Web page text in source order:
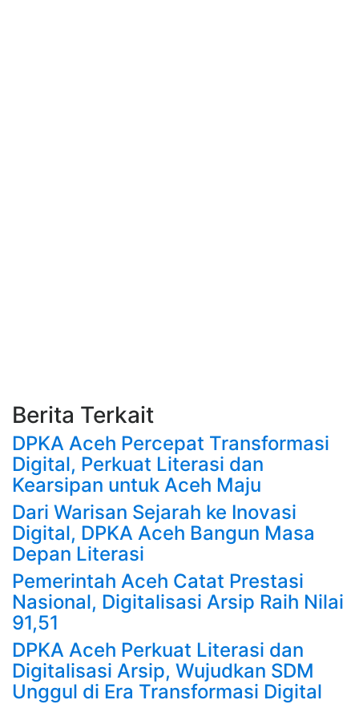
Berita Terkait
DPKA Aceh Percepat Transformasi
Digital, Perkuat Literasi dan
Kearsipan untuk Aceh Maju
Dari Warisan Sejarah ke Inovasi
Digital, DPKA Aceh Bangun Masa
Depan Literasi
Pemerintah Aceh Catat Prestasi
Nasional, Digitalisasi Arsip Raih Nilai
91,51
DPKA Aceh Perkuat Literasi dan
Digitalisasi Arsip, Wujudkan SDM
Unggul di Era Transformasi Digital